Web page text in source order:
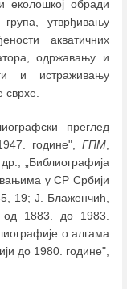
еколошкој обради
утврђивању
акватичних
одржавању и
и истраживању
сврхе.
преглед
године", ГПМ
„Библиографија
у СР Србији
19; Ј. Блаженчић,
од 1883. до 1983.
о алгама
до 1980. године",